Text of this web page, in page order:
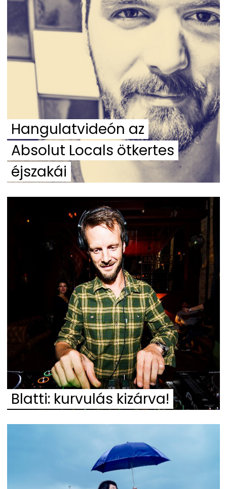
Hangulatvideón az
Absolut Locals ötkertes
éjszakái
Blatti: kurvulás kizárva!